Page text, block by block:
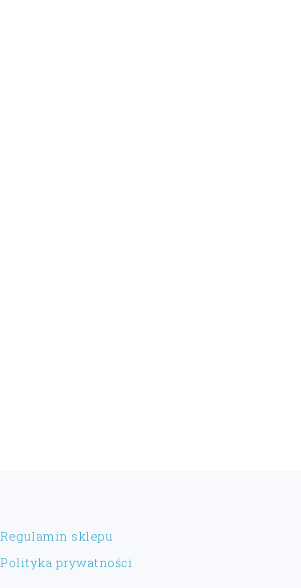
Regulamin sklepu
Polityka prywatności